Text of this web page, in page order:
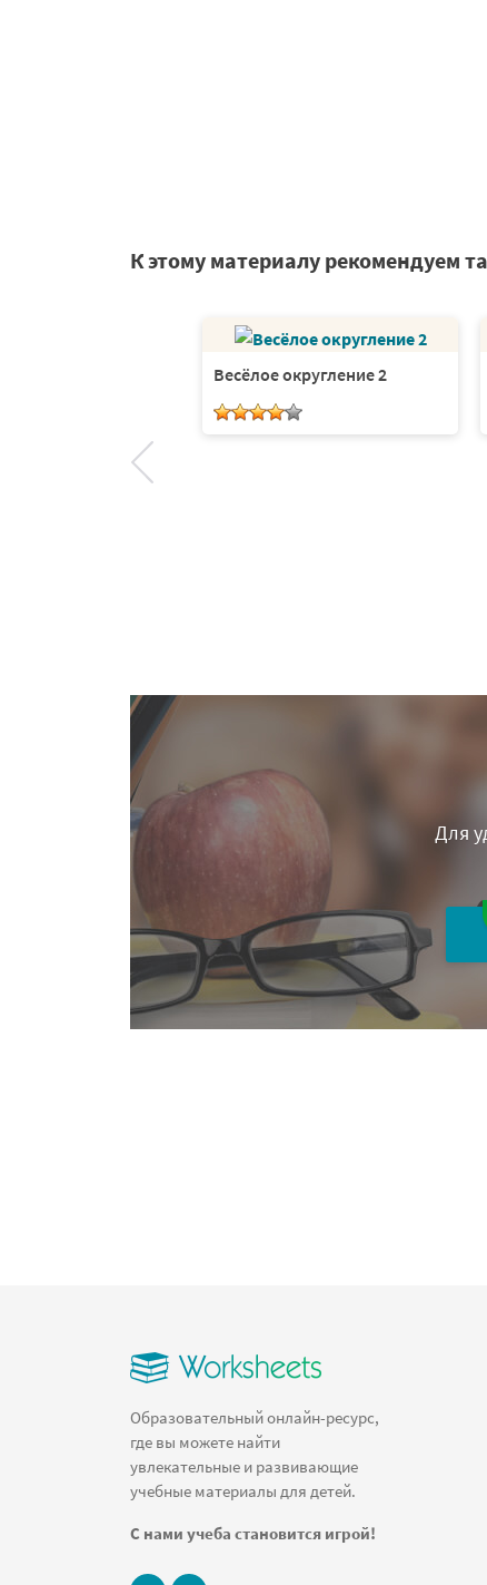
К этому материалу рекомендуем
Весёлое округление 2
Для
Образовательный онлайн-ресурс,
где вы можете найти
увлекательные и развивающие
учебные материалы для детей.
С нами учеба становится игрой!